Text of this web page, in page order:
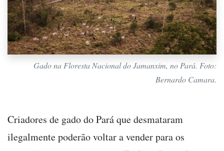
Gado na Floresta Nacional do Jamanxim, no Pará. Foto:
Bernardo Camara.
Criadores de gado do Pará que desmataram
ilegalmente poderão voltar a vender para os